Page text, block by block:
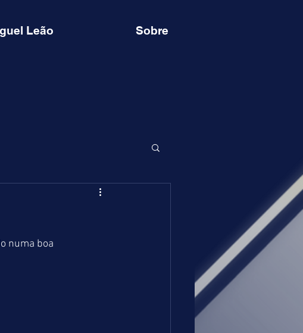
Leão Sobre
numa boa